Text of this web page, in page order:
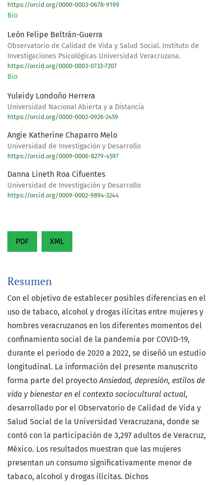
https://orcid.org/0000-0003-0678-9199
Bio
León Felipe Beltrán-Guerra
Observatorio de Calidad de Vida y Salud Social. Instituto de
Investigaciones Psicológicas Universidad Veracruzana.
https://orcid.org/0000-0003-0733-7207
Bio
Yuleidy Londoño Herrera
Universidad Nacional Abierta y a Distancia
https://orcid.org/0000-0002-0926-2459
Angie Katherine Chaparro Melo
Universidad de Investigación y Desarrollo
https://orcid.org/0009-0006-8279-4597
Danna Lineth Roa Cifuentes
Universidad de Investigación y Desarrollo
https://orcid.org/0009-0002-9894-3244
PDF XML
Resumen
Con el objetivo de establecer posibles diferencias en el
uso de tabaco, alcohol y drogas ilícitas entre mujeres y
hombres veracruzanos en los diferentes momentos del
confinamiento social de la pandemia por COVID-19,
durante el periodo de 2020 a 2022, se diseñó un estudio
longitudinal. La información del presente manuscrito
forma parte del proyectoAnsiedad, depresión, estilos de
vida y bienestar en el contexto sociocultural actual,
desarrollado por el Observatorio de Calidad de Vida y
Salud Social de la Universidad Veracruzana, donde se
contó con la participación de 3,297 adultos de Veracruz,
México. Los resultados muestran que las mujeres
presentan un consumo significativamente menor de
tabaco, alcohol y drogas ilícitas. Dichos